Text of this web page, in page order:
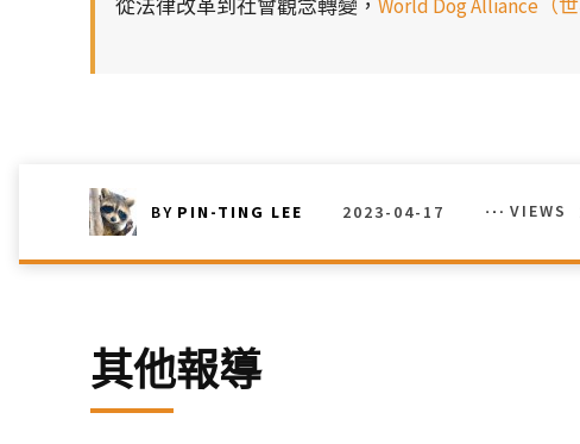
從法律改革到社會觀念轉變， World Dog Alliance（
BY PIN-TING LEE 2023-04-17 VIEWS
其他報導